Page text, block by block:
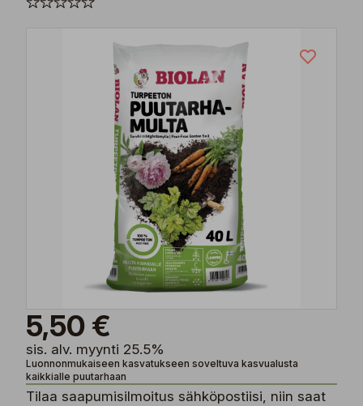
5,50 €
sis. alv. myynti 25.5%
Luonnonmukaiseen kasvatukseen soveltuva kasvualusta
kaikkialle puutarhaan
Tilaa saapumisilmoitus sähköpostiisi, niin saat